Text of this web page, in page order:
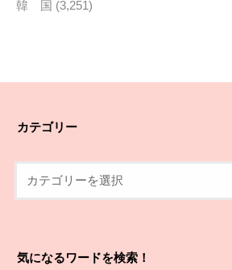
韓 国 (3,251)
カテゴリー
気になるワードを検索！